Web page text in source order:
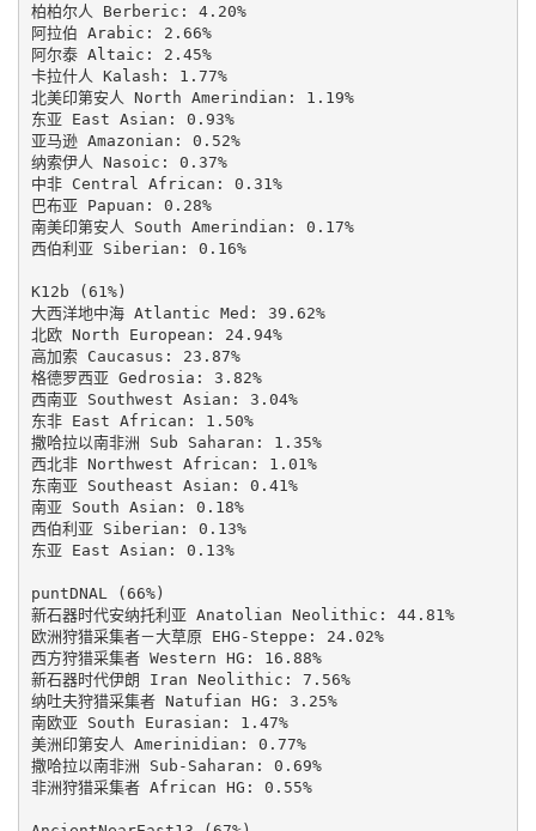
柏柏尔人 Berberic: 4.20%
阿拉伯 Arabic: 2.66%
阿尔泰 Altaic: 2.45%
卡拉什人 Kalash: 1.77%
北美印第安人 North Amerindian: 1.19%
东亚 East Asian: 0.93%
亚马逊 Amazonian: 0.52%
纳索伊人 Nasoic: 0.37%
中非 Central African: 0.31%
巴布亚 Papuan: 0.28%
南美印第安人 South Amerindian: 0.17%
西伯利亚 Siberian: 0.16%
K12b (61%)
大西洋地中海 Atlantic Med: 39.62%
北欧 North European: 24.94%
高加索 Caucasus: 23.87%
格德罗西亚 Gedrosia: 3.82%
西南亚 Southwest Asian: 3.04%
东非 East African: 1.50%
撒哈拉以南非洲 Sub Saharan: 1.35%
西北非 Northwest African: 1.01%
东南亚 Southeast Asian: 0.41%
南亚 South Asian: 0.18%
西伯利亚 Siberian: 0.13%
东亚 East Asian: 0.13%
puntDNAL (66%)
新石器时代安纳托利亚 Anatolian Neolithic: 44.81%
欧洲狩猎采集者－大草原 EHG-Steppe: 24.02%
西方狩猎采集者 Western HG: 16.88%
新石器时代伊朗 Iran Neolithic: 7.56%
纳吐夫狩猎采集者 Natufian HG: 3.25%
南欧亚 South Eurasian: 1.47%
美洲印第安人 Amerinidian: 0.77%
撒哈拉以南非洲 Sub-Saharan: 0.69%
非洲狩猎采集者 African HG: 0.55%